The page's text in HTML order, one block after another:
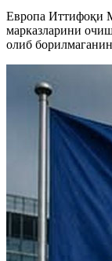
Европа Иттифоқи
марказларини
олиб